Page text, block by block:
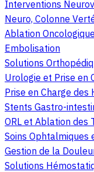
Interventions
Neuro, Colonne
Ablation Oncologique
Embolisation
Solutions
Urologie et Prise en
Prise en Charge
Stents Gastro-
ORL et Ablation des
Soins Ophtalmiques
Gestion de la
Solutions